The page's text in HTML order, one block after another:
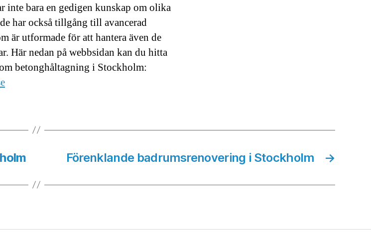
inte bara en gedigen kunskap om olika
har också tillgång till avancerad
är utformade för att hantera även de
Här nedan på webbsidan kan du hitta
betonghåltagning i Stockholm:
→
Förenklande badrumsrenovering i Stockholm